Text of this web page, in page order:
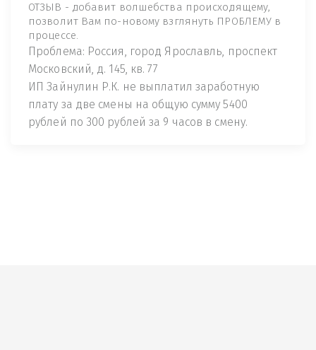
ОТЗЫВ - добавит волшебства происходящему,
позволит Вам по-новому взглянуть ПРОБЛЕМУ в
процессе.
Проблема: Россия, город Ярославль, проспект
Московский, д. 145, кв. 77
ИП Зайнулин Р.К. не выплатил заработную
плату за две смены на общую сумму 5400
рублей по 300 рублей за 9 часов в смену.